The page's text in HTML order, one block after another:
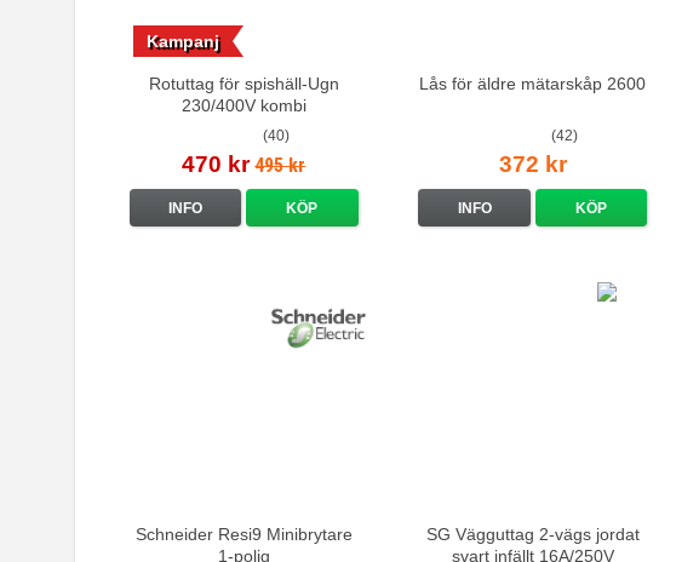
Rotuttag för spishäll-Ugn
230/400V kombi
(40)
Kampanj
470 kr 495 kr
INFO KÖP
Lås för äldre mätarskåp 2600
(42)
372 kr
INFO KÖP
Schneider Resi9 Minibrytare
1-polig
SG Vägguttag 2-vägs jordat
svart infällt 16A/250V